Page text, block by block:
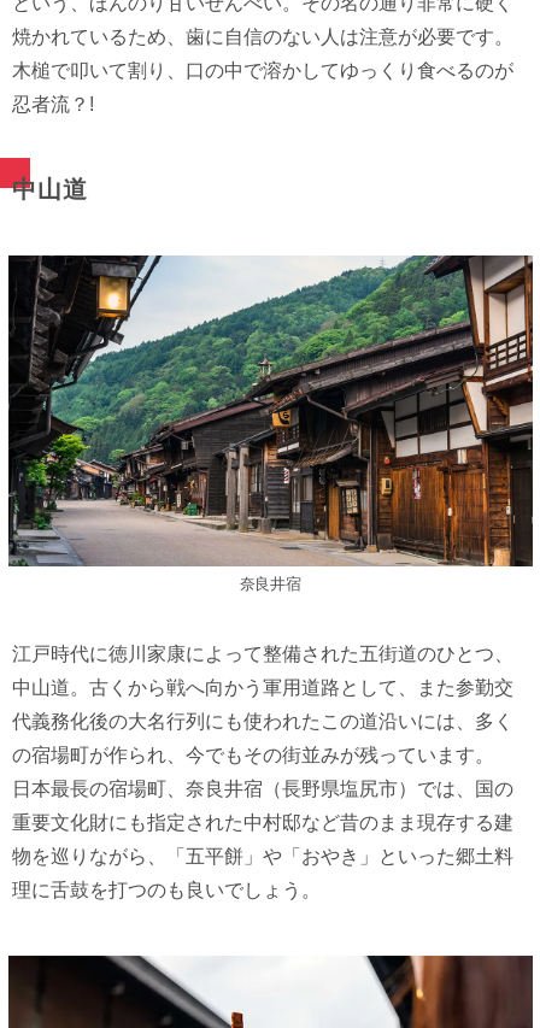
焼かれているため、歯に自信のない人は注意が必要です。
木槌で叩いて割り、口の中で溶かしてゆっくり食べるのが
忍者流？!
中山道
奈良井宿
江戸時代に徳川家康によって整備された五街道のひとつ、
中山道。古くから戦へ向かう軍用道路として、また参勤交
代義務化後の大名行列にも使われたこの道沿いには、多く
の宿場町が作られ、今でもその街並みが残っています。
日本最長の宿場町、奈良井宿（長野県塩尻市）では、国の
重要文化財にも指定された中村邸など昔のまま現存する建
物を巡りながら、「五平餅」や「おやき」といった郷土料
理に舌鼓を打つのも良いでしょう。